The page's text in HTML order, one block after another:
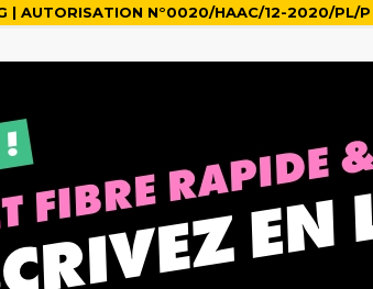
| AUTORISATION N°0020/HAAC/12-2020/PL/P